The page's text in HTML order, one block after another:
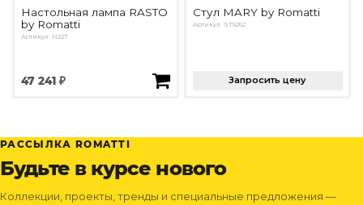
Настольная лампа RASTO
by Romatti
Артикул: N227
47 241 ₽
Стул MARY by Romatti
Артикул: ST5262
Запросить цену
РАССЫЛКА ROMATTI
Будьте в курсе нового
Коллекции, проекты, тренды и специальные предложения —